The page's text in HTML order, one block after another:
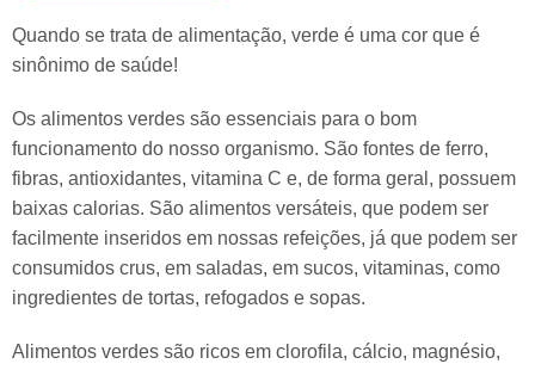
Quando se trata de alimentação, verde é uma cor que é
sinônimo de saúde!
Os alimentos verdes são essenciais para o bom
funcionamento do nosso organismo. São fontes de ferro,
fibras, antioxidantes, vitamina C e, de forma geral, possuem
baixas calorias. São alimentos versáteis, que podem ser
facilmente inseridos em nossas refeições, já que podem ser
consumidos crus, em saladas, em sucos, vitaminas, como
ingredientes de tortas, refogados e sopas.
Alimentos verdes são ricos em clorofila, cálcio, magnésio,